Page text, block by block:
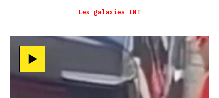
Les galaxies LNT